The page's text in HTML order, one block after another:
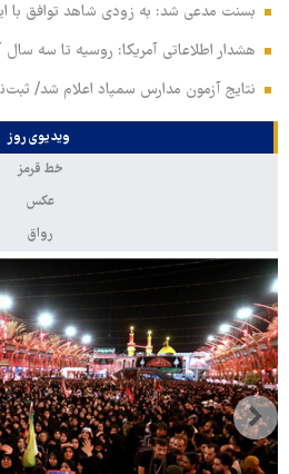
بسنت مدعی شد: به زودی شاهد توافق با
هشدار اطلاعاتی آمریکا: روسیه تا سه سال
نتایج آزمون مدارس سمپاد اعلام شد/ ثبت‌نام
ویدیوی روز
خط قرمز
عکس
رواق